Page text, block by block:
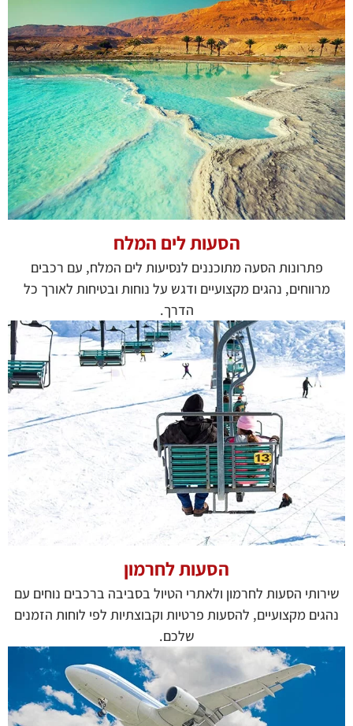
הסעות לים המלח
פתרונות הסעה מתוכננים לנסיעות לים המלח, עם רכבים
מרווחים, נהגים מקצועיים ודגש על נוחות ובטיחות לאורך כל
הדרך.
הסעות לחרמון
שירותי הסעות לחרמון ולאתרי הטיול בסביבה ברכבים נוחים עם
נהגים מקצועיים, להסעות פרטיות וקבוצתיות לפי לוחות הזמנים
שלכם.